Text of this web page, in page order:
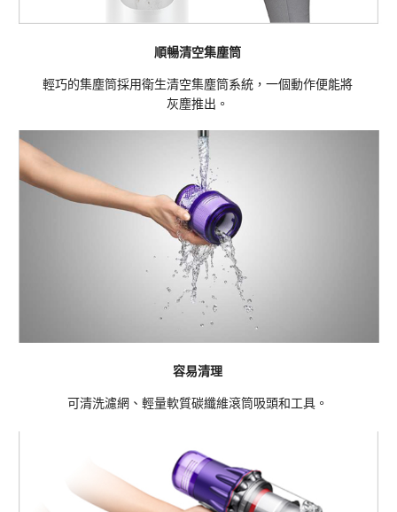
順暢清空集塵筒
輕巧的集塵筒採用衛生清空集塵筒系統，一個動作便能將
灰塵推出。
容易清理
可清洗濾網、輕量軟質碳纖維滾筒吸頭和工具。